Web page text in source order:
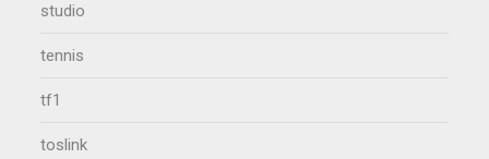
studio
tennis
tf1
toslink